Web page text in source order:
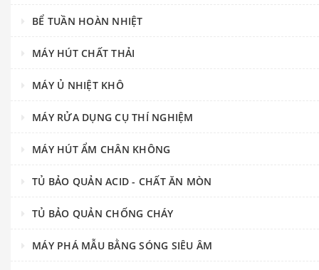
BỂ TUẦN HOÀN NHIỆT
MÁY HÚT CHẤT THẢI
MÁY Ủ NHIỆT KHÔ
MÁY RỬA DỤNG CỤ THÍ NGHIỆM
MÁY HÚT ẨM CHÂN KHÔNG
TỦ BẢO QUẢN ACID - CHẤT ĂN MÒN
TỦ BẢO QUẢN CHỐNG CHÁY
MÁY PHÁ MẪU BẰNG SÓNG SIÊU ÂM